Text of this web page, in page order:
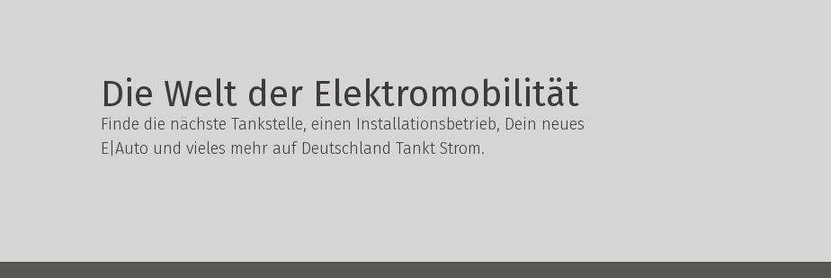
Die Welt der Elektromobilität
Finde die nächste Tankstelle, einen Installationsbetrieb, Dein neues
E|Auto und vieles mehr auf Deutschland Tankt Strom.